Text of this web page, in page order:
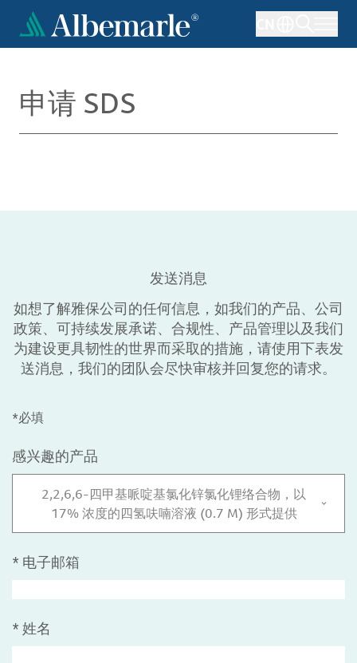
到
申请 SDS
发送消息
如想了解雅保公司的任何信息，如我们的产品、公司
政策、可持续发展承诺、合规性、产品管理以及我们
为建设更具韧性的世界而采取的措施，请使用下表发
送消息，我们的团队会尽快审核并回复您的请求。
*必填
感兴趣的产品
2,2,6,6-四甲基哌啶基氯化锌氯化锂络合物，以
17% 浓度的四氢呋喃溶液 (0.7 M) 形式提供
* 电子邮箱
* 姓名